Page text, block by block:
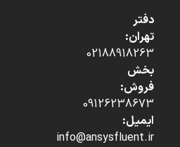
دفتر
تهران:
02188918263
بخش
فروش:
09126238673
ایمیل:
info@ansysfluent.ir